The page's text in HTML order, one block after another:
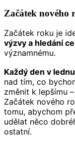
Začátek nového
Začátek roku je
výzvy a hledání
významnému.
Každý den v lednu
nad tím, co
změnit k lepšímu
Začátek nového
tomu, abychom
udělat něco
ostatní.